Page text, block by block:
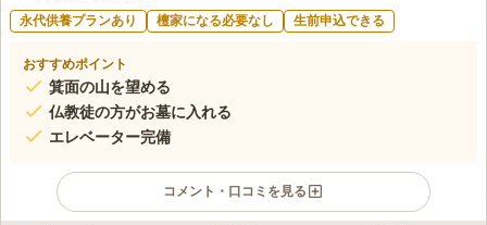
永代供養プランあり 檀家になる必要なし 生前申込できる
おすすめポイント
箕面の山を望める
仏教徒の方がお墓に入れる
エレベーター完備
コメント・口コミを見る